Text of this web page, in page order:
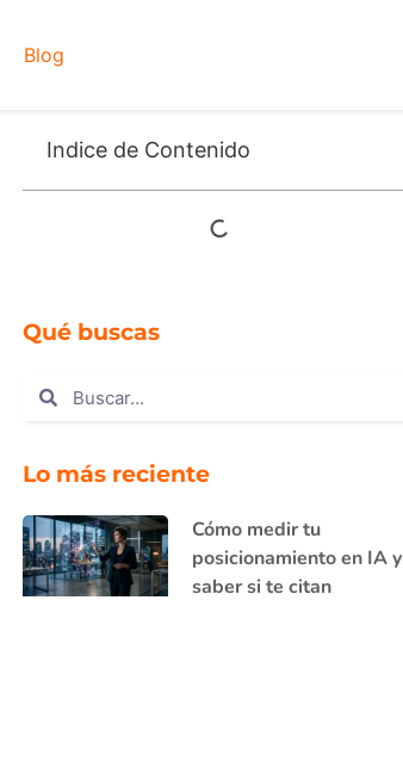
Blog
Indice de Contenido
Qué buscas
Lo más reciente
Cómo medir tu
posicionamiento en IA y
saber si te citan